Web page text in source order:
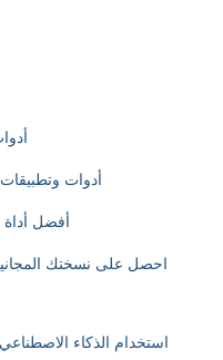
أدوات وتطبيقات
أفضل أداة
احصل على نسختك
استخدام الذكاء